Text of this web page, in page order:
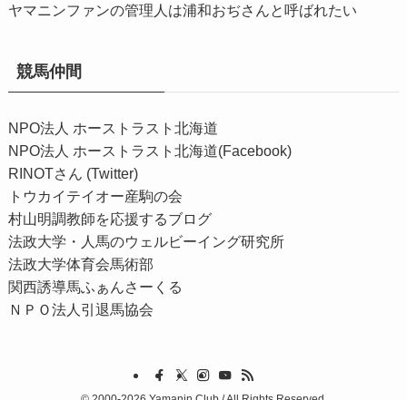
ヤマニンファンの管理人は浦和おぢさんと呼ばれたい
競馬仲間
NPO法人 ホーストラスト北海道
NPO法人 ホーストラスト北海道(Facebook)
RINOTさん (Twitter)
トウカイテイオー産駒の会
村山明調教師を応援するブログ
法政大学・人馬のウェルビーイング研究所
法政大学体育会馬術部
関西誘導馬ふぁんさーくる
ＮＰＯ法人引退馬協会